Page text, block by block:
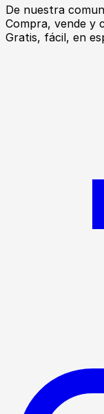
De nuestra
Compra, vende y
Gratis, fácil, en